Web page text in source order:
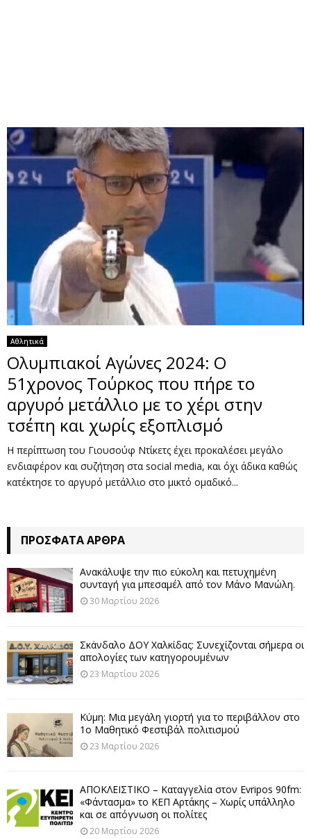
U
Αθλητικά
Ολυμπιακοί Αγώνες 2024: Ο
51χρονος Τούρκος που πήρε το
αργυρό μετάλλιο με το χέρι στην
τσέπη και χωρίς εξοπλισμό
Η περίπτωση του Γιουσούφ Ντίκετς έχει προκαλέσει μεγάλο
ενδιαφέρον και συζήτηση στα social media, και όχι άδικα καθώς
κατέκτησε το αργυρό μετάλλιο στο μικτό ομαδικό...
ΠΡΌΣΦΑΤΑ ΆΡΘΡΑ
Ανακάλυψε την πιο εύκολη και πετυχημένη
συνταγή για μπεσαμέλ από τον Μάνο Μανώλη.
30 Μαρτίου 2026
Σκάνδαλο ΔΟΥ Χαλκίδας: Συνεχίζονται σήμερα οι
απολογίες των κατηγορουμένων
23 Μαρτίου 2026
Κύμη: Μια μεγάλη γιορτή για το περιβάλλον στο
1ο Μαθητικό Φεστιβάλ πολιτισμού
23 Μαρτίου 2026
ΑΠΟΚΛΕΙΣΤΙΚΟ – Καταγγελία στον Evripos 90fm:
«Φάντασμα» το ΚΕΠ Αρτάκης – Χωρίς υπάλληλο
και σε απόγνωση οι πολίτες
20 Μαρτίου 2026